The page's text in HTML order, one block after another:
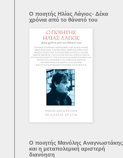
Ο ποιητής Ηλίας Λάγιος- Δέκα
χρόνια από το θάνατό του
Ο ποιητής Μανόλης Αναγνωστάκης
και η μεταπολεμική αριστερή
διανόηση